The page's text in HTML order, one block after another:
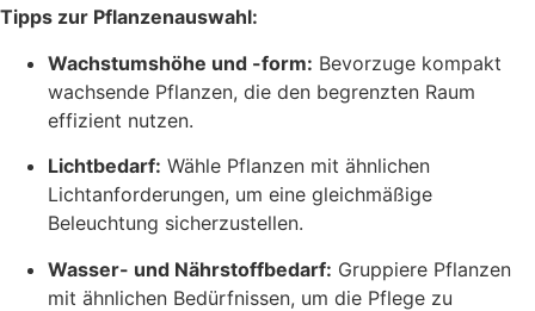
Tipps zur Pflanzenauswahl:
Wachstumshöhe und -form: Bevorzuge kompakt
wachsende Pflanzen, die den begrenzten Raum
effizient nutzen.
Lichtbedarf: Wähle Pflanzen mit ähnlichen
Lichtanforderungen, um eine gleichmäßige
Beleuchtung sicherzustellen.
Wasser- und Nährstoffbedarf: Gruppiere Pflanzen
mit ähnlichen Bedürfnissen, um die Pflege zu